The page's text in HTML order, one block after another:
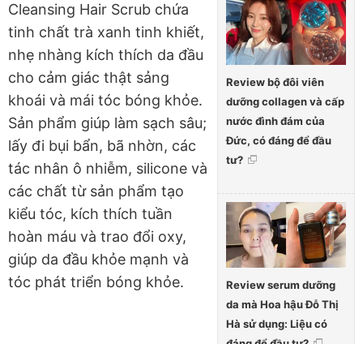
Review bộ đôi viên
dưỡng collagen và cấp
nước đình đám của
Đức, có đáng để đầu
tư?
Review serum dưỡng
da mà Hoa hậu Đỗ Thị
Hà sử dụng: Liệu có
Cleansing Hair Scrub chứa
tinh chất trà xanh tinh khiết,
nhẹ nhàng kích thích da đầu
cho cảm giác thật sảng
khoái và mái tóc bóng khỏe.
Sản phẩm giúp làm sạch sâu;
lấy đi bụi bẩn, bã nhờn, các
tác nhân ô nhiễm, silicone và
các chất từ sản phẩm tạo
kiểu tóc, kích thích tuần
hoàn máu và trao đổi oxy,
giúp da đầu khỏe mạnh và
tóc phát triển bóng khỏe.